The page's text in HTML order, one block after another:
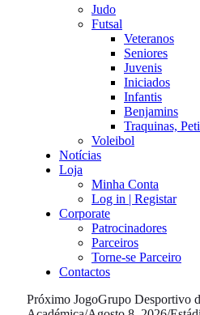
Judo
Futsal
Veteranos
Seniores
Juvenis
Iniciados
Infantis
Benjamins
Traquinas,
Voleibol
Notícias
Loja
Minha Conta
Log in | Registar
Corporate
Patrocinadores
Parceiros
Torne-se Parceiro
Contactos
Próximo JogoGrupo Desportivo